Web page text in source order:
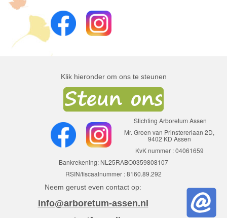
Klik hieronder om ons te steunen
Stichting Arboretum Assen
Mr. Groen van Prinstererlaan 2D,
9402 KD Assen
KvK nummer : 04061659
Bankrekening: NL25RABO0359808107
RSIN/fiscaalnummer : 8160.89.292
Neem gerust even contact op:
info@arboretum-assen.nl